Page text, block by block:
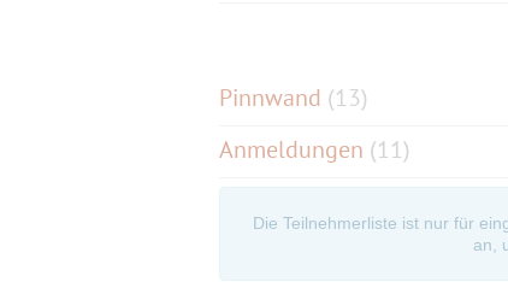
Es gilt wie immer, wer sich
nicht bestätigt.
ist....wer teilnimmt entscheidet
Pinnwand (13)
Anmeldungen (11)
Die Teilnehmerliste ist nur für
an,